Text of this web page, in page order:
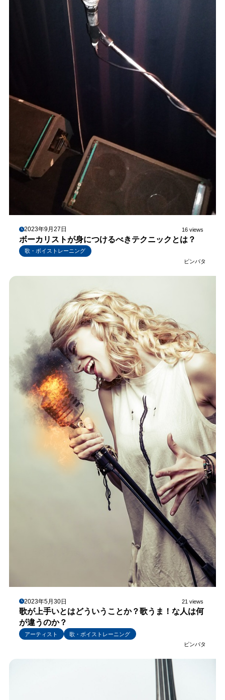
2023年9月27日 16 views
ボーカリストが身につけるべきテクニックとは？
歌・ボイストレーニング
ピンバタ
2023年5月30日 21 views
歌が上手いとはどういうことか？歌うま！な人は何
が違うのか？
アーティスト
歌・ボイストレーニング
ピンバタ